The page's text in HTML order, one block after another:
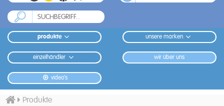
produkte unsere marken
einzelhändler wir über uns
video's
Produkte